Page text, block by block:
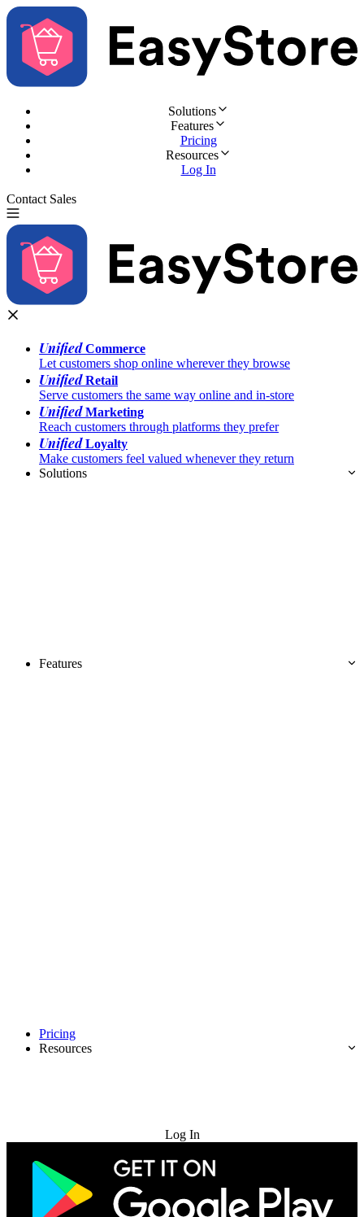
Solutions
Features
Pricing
Resources
Log In
Contact Sales
UnifiedCommerce
Let customers shop online wherever they browse
UnifiedRetail
Serve customers the same way online and in-store
UnifiedMarketing
Reach customers through platforms they prefer
UnifiedLoyalty
Make customers feel valued whenever they return
Solutions
Features
Pricing
Resources
Log In